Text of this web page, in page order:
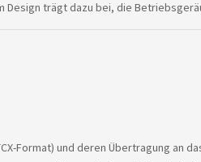
trägt dazu bei, die
Format) und deren Übertragung an